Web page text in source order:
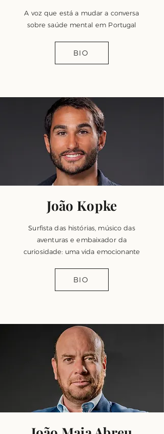
A voz que está a mudar a conversa
sobre saúde mental em Portugal
BIO
João Kopke
Surfista das histórias, músico das
aventuras e embaixador da
curiosidade: uma vida emocionante
BIO